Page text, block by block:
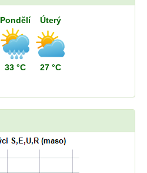
Pondělí
33 °C
Úterý
27 °C